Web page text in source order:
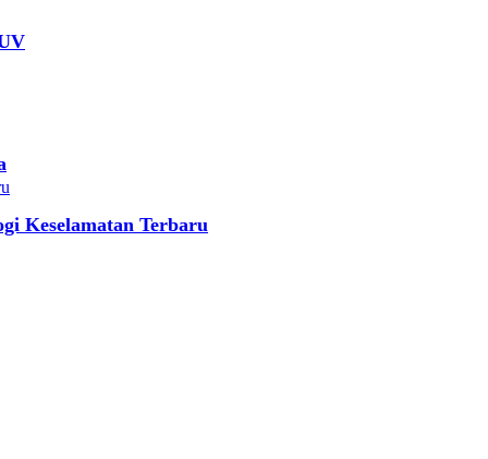
Keselamatan Terbaru